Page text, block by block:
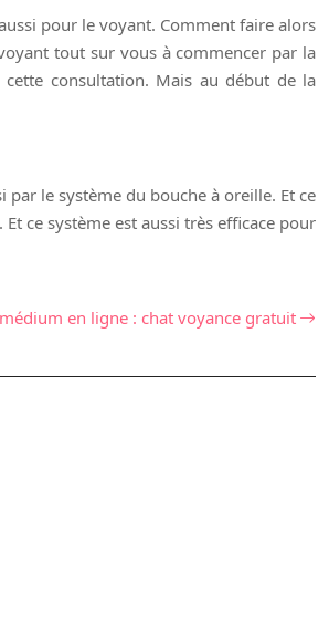
pour le voyant. Comment faire alors
tout sur vous à commencer par la
consultation. Mais au début de la
le système du bouche à oreille. Et ce
ce système est aussi très efficace pour
en ligne : chat voyance gratuit